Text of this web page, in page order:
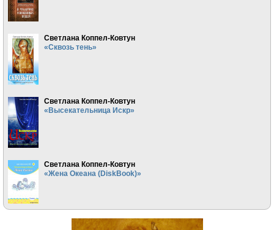
Светлана Коппел-Ковтун
«Сквозь тень»
Светлана Коппел-Ковтун
«Высекательница Искр»
Светлана Коппел-Ковтун
«Жена Океана (DiskBook)»